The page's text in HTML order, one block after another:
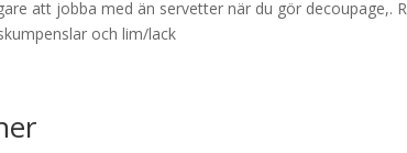
att jobba med än servetter när du gör decoupage,.
och lim/lack